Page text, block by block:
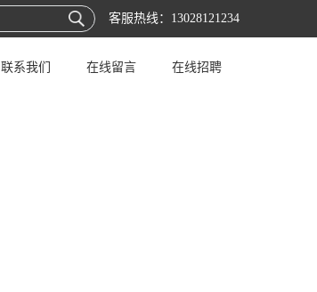
客服热线： 13028121234
联系我们 在线留言 在线招聘